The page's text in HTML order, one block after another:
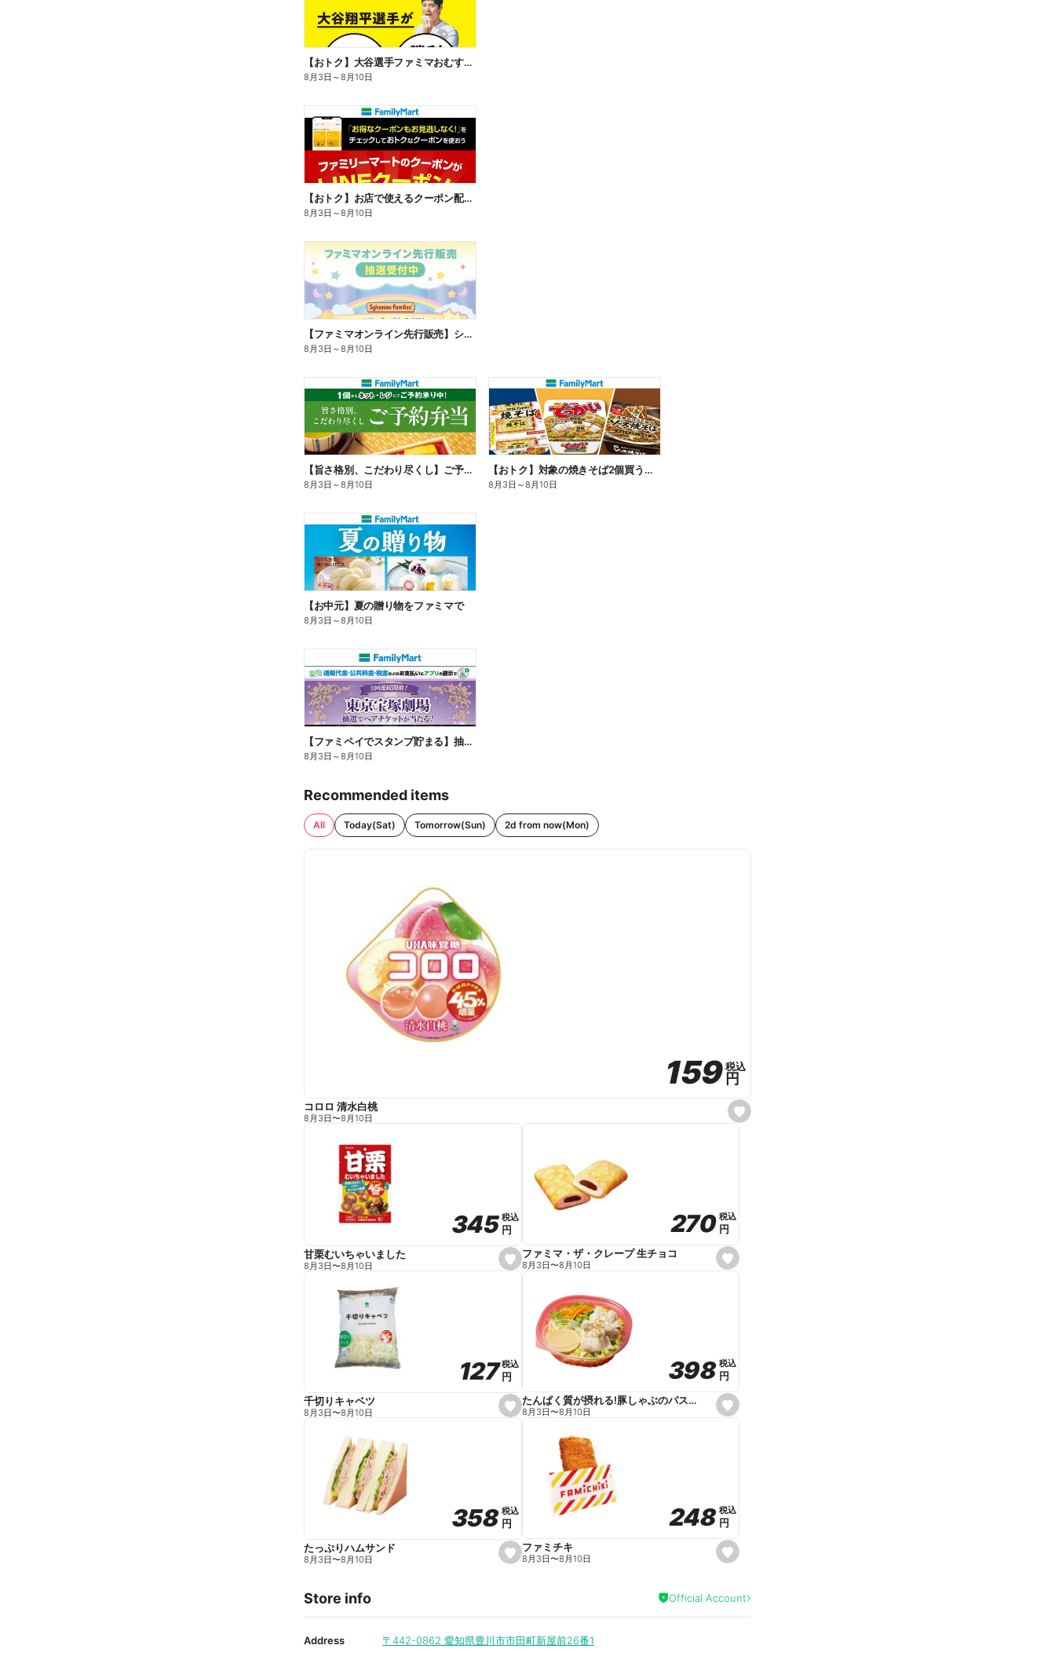
【おトク】大谷選手ファミマおむすび割
8月3日 ～8月10日
【おトク】お店で使えるクーポン配信中
8月3日 ～8月10日
【ファミマオンライン先行販売】シルバニアファミリー
8月3日 ～8月10日
【旨さ格別、こだわり尽くし】ご予約弁当
8月3日 ～8月10日
【おトク】対象の焼きそば2個買うと100円引き!
8月3日 ～8月10日
【お中元】夏の贈り物をファミマで
8月3日 ～8月10日
【ファミペイでスタンプ貯まる】抽選でペアチケットが当たる!
8月3日 ～8月10日
Recommended items
All Today(Sat) Tomorrow(Sun) 2d from now(Mon)
s
e
159
159税込
税込
円
円
コロロ 清水白桃
8月3日〜8月10日
s
e
e
345
345税込
税込
円
円
甘栗むいちゃいました
8月3日〜8月10日
s
e
e
270
270 税込
税込
円
円
ファミマ・ザ・クレープ 生チョコ
8月3日〜8月10日
s
e
e
127
127税込
税込
円
円
千切りキャベツ
8月3日〜8月10日
s
e
e
398
398 税込
税込
円
円
たんぱく質が摂れる!豚しゃぶのパスタサラダ
8月3日〜8月10日
s
e
i
t
358
358税込
税込
円
円
たっぷりハムサンド
8月3日〜8月10日
s
e
a
248
248 税込
税込
円
円
ファミチキ
8月3日〜8月10日
Store info Official Account
Address 〒442-0862 愛知県豊川市市田町新屋前26番1